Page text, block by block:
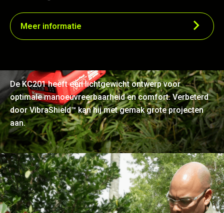
Meer informatie
De KC201 heeft een lichtgewicht ontwerp voor
optimale manoeuvreerbaarheid en comfort. Verbeterd
door VibraShield™ kan hij met gemak grote projecten
aan.